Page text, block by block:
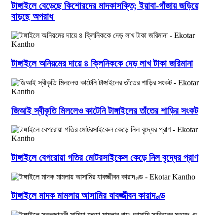
টাঙ্গাইলে বেড়েছে কিশোরদের মাদকাসক্তি; ইয়াবা-গাঁজায় জড়িয়ে
বাড়ছে অপরাধ
টাঙ্গাইলে অনিয়মের দায়ে ৪ ক্লিনিককে দেড় লাখ টাকা জরিমানা
জিআই স্বীকৃতি মিললেও কাটেনি টাঙ্গাইলের তাঁতের শাড়ির সংকট
টাঙ্গাইলে বেপরোয়া গতির মোটরসাইকেল কেড়ে নিল বৃদ্ধের প্রাণ
টাঙ্গাইলে মাদক মামলায় আসামির যাবজ্জীবন কারাদণ্ড